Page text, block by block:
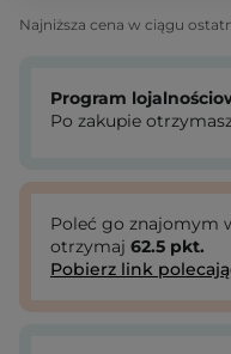
Najniższa cena w ciągu
Program
Po zakupie
Poleć go znajomym
otrzymaj 62.5 pkt.
Pobierz link